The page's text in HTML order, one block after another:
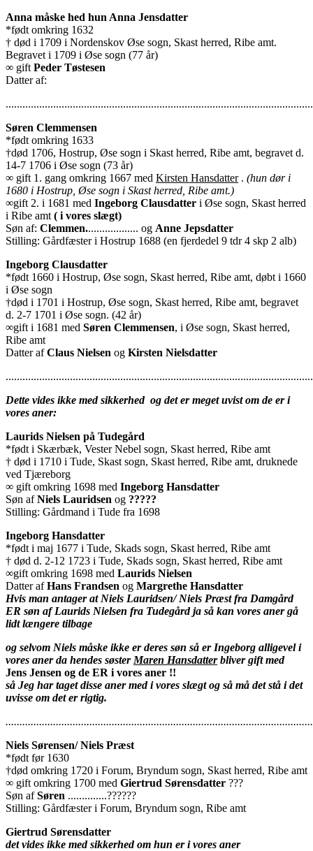
Anna måske hed hun Anna Jensdatter
*født omkring 1632
† død i 1709 i Nordenskov Øse sogn, Skast herred, Ribe amt.
Begravet i 1709 i Øse sogn (77 år)
∞ gift Peder Tøstesen
Datter af:
Søren Clemmensen
*født omkring 1633
†død 1706, Hostrup, Øse sogn i Skast herred, Ribe amt, begravet d.
14-7 1706 i Øse sogn (73 år)
∞ gift 1. gang omkring 1667 med Kirsten Hansdatter. (hun dør i
1680 i Hostrup, Øse sogn i Skast herred, Ribe amt.)
∞gift 2. i 1681 med Ingeborg Clausdatter i Øse sogn, Skast herred
i Ribe amt ( i vores slægt)
Søn af: Clemmen................... og Anne Jepsdatter
Stilling: Gårdfæster i Hostrup 1688 (en fjerdedel 9 tdr 4 skp 2 alb)
Ingeborg Clausdatter
*født 1660 i Hostrup, Øse sogn, Skast herred, Ribe amt, døbt i 1660
i Øse sogn
†død i 1701 i Hostrup, Øse sogn, Skast herred, Ribe amt, begravet
d. 2-7 1701 i Øse sogn. (42 år)
∞gift i 1681 med Søren Clemmensen, i Øse sogn, Skast herred,
Ribe amt
Datter afClaus Nielsen og Kirsten Nielsdatter
Dette vides ikke med sikkerhed og det er meget uvist om de er i
vores aner:
Laurids Nielsen på Tudegård
*født i Skærbæk, Vester Nebel sogn, Skast herred, Ribe amt
† død i 1710 i Tude, Skast sogn, Skast herred, Ribe amt, druknede
ved Tjæreborg
∞ gift omkring 1698 med Ingeborg Hansdatter
Søn afNiels Lauridsen og ?????
Stilling: Gårdmand i Tude fra 1698
Ingeborg Hansdatter
*født i maj 1677 i Tude, Skads sogn, Skast herred, Ribe amt
† død d. 2-12 1723 i Tude, Skads sogn, Skast herred, Ribe amt
∞gift omkring 1698 med Laurids Nielsen
Datter afHans Frandsen og Margrethe Hansdatter
Hvis man antager at Niels Lauridsen/ Niels Præst fra Damgård
ER søn af Laurids Nielsen fra Tudegård ja så kan vores aner gå
lidt længere tilbage
og selvom Niels måske ikke er deres søn så er Ingeborg alligevel i
vores aner da hendes søster Maren Hansdatterbliver gift med
Jens Jensen og de ER i vores aner !!
så Jeg har taget disse aner med i vores slægt og så må det stå i det
uvisse om det er rigtig.
Niels Sørensen/ Niels Præst
*født før 1630
†død omkring 1720 i Forum, Bryndum sogn, Skast herred, Ribe amt
∞ gift omkring 1700 med Giertrud Sørensdatter ???
Søn afSøren ..............??????
Stilling: Gårdfæster i Forum, Bryndum sogn, Ribe amt
Giertrud Sørensdatter
det vides ikke med sikkerhed om hun er i vores aner